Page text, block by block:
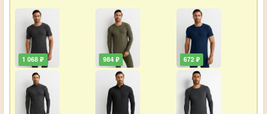
1 068 ₽ 984 ₽ 672 ₽